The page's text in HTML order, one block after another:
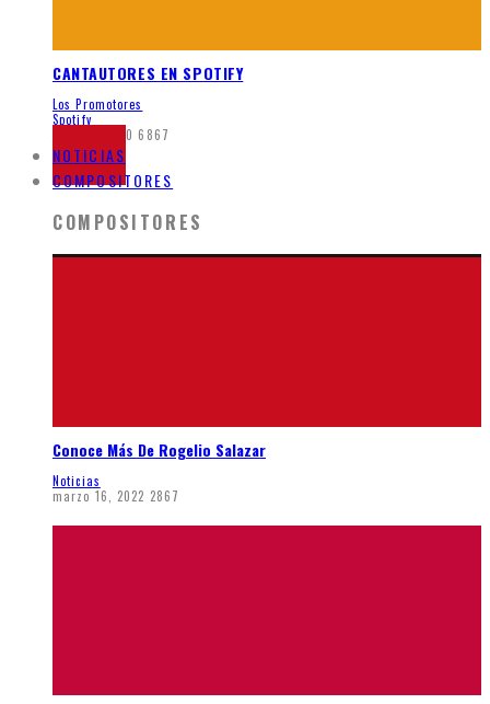
CANTAUTORES EN SPOTIFY
Los Promotores
Spotify
junio 7, 2020 6867
NOTICIAS
COMPOSITORES
COMPOSITORES
Conoce Más De Rogelio Salazar
Noticias
marzo 16, 2022 2867